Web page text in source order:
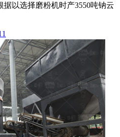
据以选择磨粉机时产3550吨钠云